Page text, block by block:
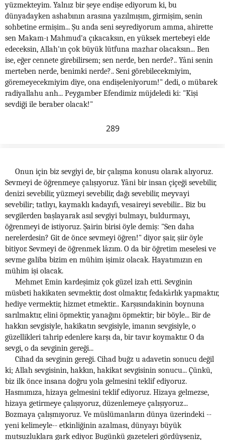
yüzmekteyim. Yalnız bir şeye endişe ediyorum ki, bu
dünyadayken ashabının arasına yazılmışım, girmişim, senin
sohbetine ermişim... Şu anda seni seyrediyorum amma, ahirette
sen Makam-ı Mahmud'a çıkacaksın, en yüksek mertebeyi elde
edeceksin, Allah'ın çok büyük lütfuna mazhar olacaksın... Ben
ise, eğer cennete girebilirsem; sen nerde, ben nerde?.. Yâni senin
merteben nerde, benimki nerde?.. Seni görebilecekmiyim,
göremeyecekmiyim diye, ona endişeleniyorum!" dedi, o mübarek
radiyallahu anh... Peygamber Efendimiz müjdeledi ki: "Kişi
sevdiği ile beraber olacak!"
289
Onun için biz sevgiyi de, bir çalışma konusu olarak alıyoruz.
Sevmeyi de öğrenmeye çalışıyoruz. Yâni bir insan çiçeği sevebilir,
denizi sevebilir, yüzmeyi sevebilir, dağı sevebilir, meyvayi
sevebilir; tatlıyı, kaymaklı kadayıfı, vesaireyi sevebilir... Biz bu
sevgilerden başlayarak asıl sevgiyi bulmayı, buldurmayı,
öğrenmeyi de istiyoruz. Şairin birisi öyle demiş: "Sen daha
nerelerdesin? Git de önce sevmeyi öğren!" diyor şair, şiir öyle
bitiyor. Sevmeyi de öğrenmek lâzım. O da bir öğretim meselesi ve
sevme galiba bizim en mühim işimiz olacak. Hayatımızın en
mühim işi olacak.
Mehmet Emin kardeşimiz çok güzel izah etti. Sevginin
müsbeti hakikaten sevmektir, dost olmaktır, fedakârlık yapmaktır,
hediye vermektir, hizmet etmektir... Karşısındakinin boynuna
sarılmaktır, elini öpmektir, yanağını öpmektir; bir böyle... Bir de
hakkın sevgisiyle, hakikatın sevgisiyle, imanın sevgisiyle, o
güzellikleri tahrip edenlere karşı da, bir tavır koymaktır. O da
sevgi, o da sevginin gereği...
Cihad da sevginin gereği. Cihad buğz u adavetin sonucu değil
ki; Allah sevgisinin, hakkın, hakikat sevgisinin sonucu... Çünkü,
biz ilk önce insana doğru yola gelmesini teklif ediyoruz.
Hasmımıza, hizaya gelmesini teklif ediyoruz. Hizaya gelmezse,
hizaya getirmeye çalışıyoruz, düzenlemeye çalışıyoruz...
Bozmaya çalışmıyoruz. Ve müslümanların dünya üzerindeki --
yeni kelimeyle-- etkinliğinin azalması, dünyayı büyük
mutsuzluklara gark ediyor. Bugünkü gazeteleri gördüyseniz,